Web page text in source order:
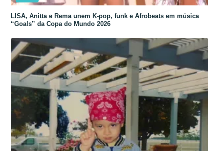
LISA, Anitta e Rema unem K-pop, funk e Afrobeats em música
“Goals” da Copa do Mundo 2026